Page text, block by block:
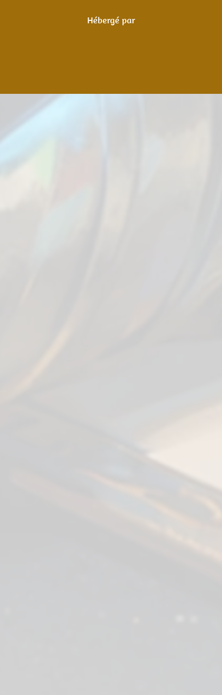
Hébergé par